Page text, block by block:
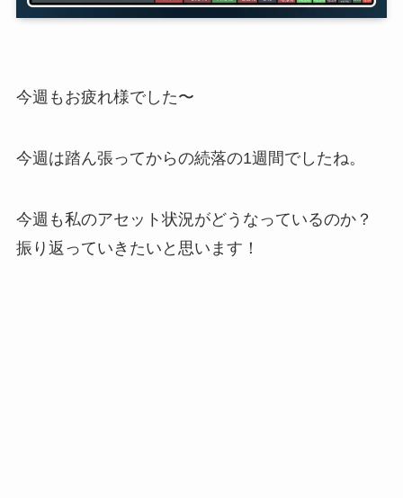
今週もお疲れ様でした〜
今週は踏ん張ってからの続落の1週間でしたね。
今週も私のアセット状況がどうなっているのか？
振り返っていきたいと思います！